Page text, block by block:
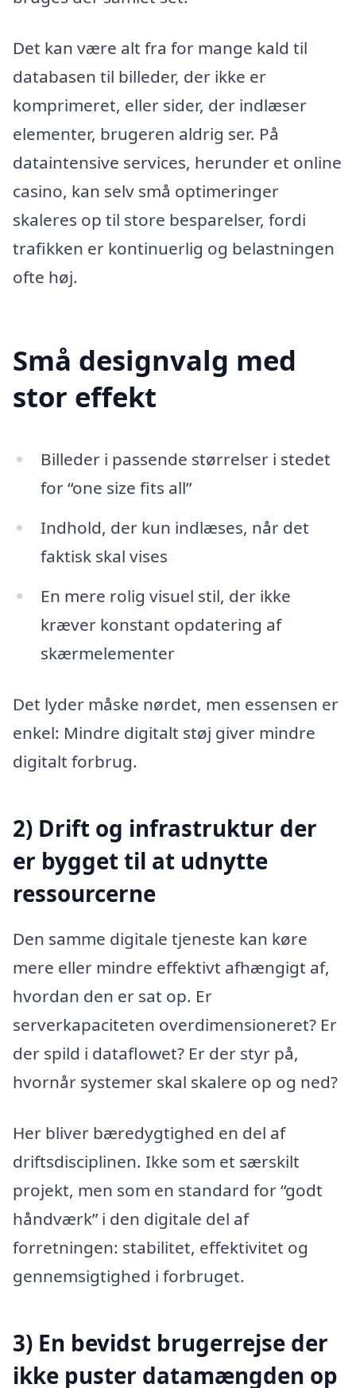
Det kan være alt fra for mange kald til
databasen til billeder, der ikke er
komprimeret, eller sider, der indlæser
elementer, brugeren aldrig ser. På
dataintensive services, herunder et online
casino, kan selv små optimeringer
skaleres op til store besparelser, fordi
trafikken er kontinuerlig og belastningen
ofte høj.
Små designvalg med
stor effekt
Billeder i passende størrelser i stedet
for “one size fits all”
Indhold, der kun indlæses, når det
faktisk skal vises
En mere rolig visuel stil, der ikke
kræver konstant opdatering af
skærmelementer
Det lyder måske nørdet, men essensen er
enkel: Mindre digitalt støj giver mindre
digitalt forbrug.
2) Drift og infrastruktur der
er bygget til at udnytte
ressourcerne
Den samme digitale tjeneste kan køre
mere eller mindre effektivt afhængigt af,
hvordan den er sat op. Er
serverkapaciteten overdimensioneret? Er
der spild i dataflowet? Er der styr på,
hvornår systemer skal skalere op og ned?
Her bliver bæredygtighed en del af
driftsdisciplinen. Ikke som et særskilt
projekt, men som en standard for “godt
håndværk” i den digitale del af
forretningen: stabilitet, effektivitet og
gennemsigtighed i forbruget.
3) En bevidst brugerrejse der
ikke puster datamængden op